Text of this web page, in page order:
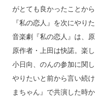
がとても良かったことか
『私の恋人』を次にやり
音楽劇『私の恋人』は、
原作者・上田は快諾。楽
小日向、のんの参加に関
やりたいと前から言い続
まちゃん』で共演した時